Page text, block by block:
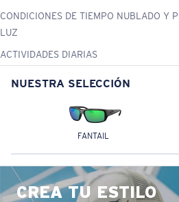
CONDICIONES DE TIEMPO NUBLADO Y
LUZ
ACTIVIDADES DIARIAS
NUESTRA SELECCIÓN
FANTAIL
CREA TU ESTILO